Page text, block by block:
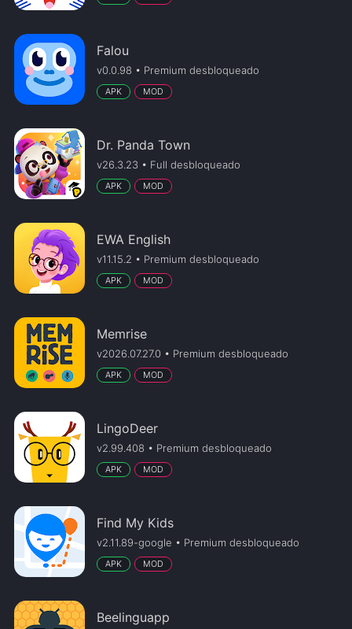
Falou
v0.0.98 • Premium desbloqueado
APK MOD
Dr. Panda Town
v26.3.23 • Full desbloqueado
APK MOD
EWA English
v11.15.2 • Premium desbloqueado
APK MOD
Memrise
v2026.07.27.0 • Premium desbloqueado
APK MOD
LingoDeer
v2.99.408 • Premium desbloqueado
APK MOD
Find My Kids
v2.11.89-google • Premium desbloqueado
APK MOD
Beelinguapp